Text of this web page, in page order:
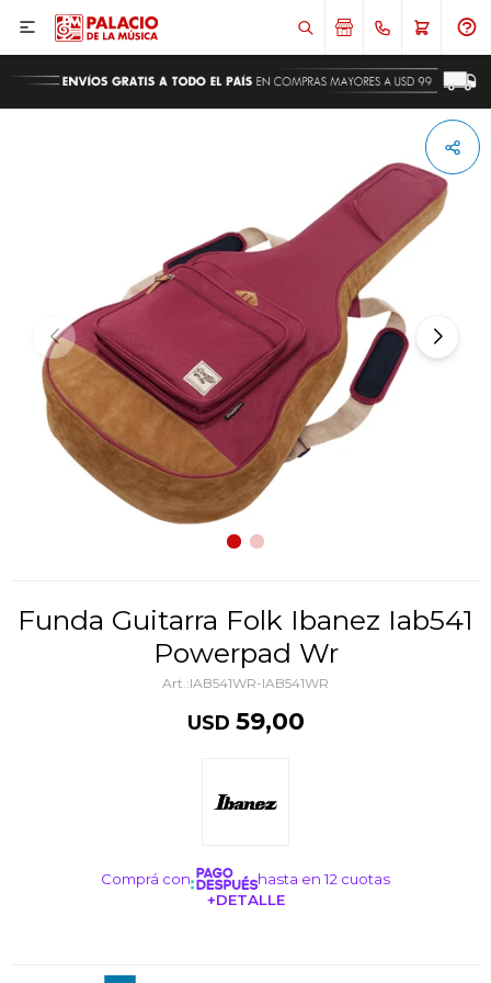

Funda Guitarra Folk Ibanez Iab541
Powerpad Wr
IAB541WR-IAB541WR
USD 59,00
Comprá con
hasta en 12 cuotas
+DETALLE